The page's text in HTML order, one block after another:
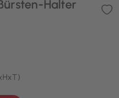
Halter